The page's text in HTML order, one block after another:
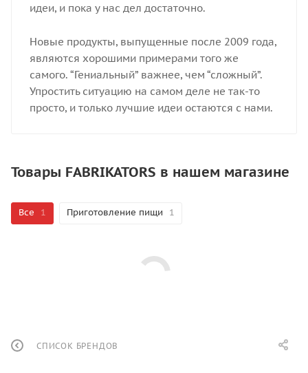
идеи, и пока у нас дел достаточно.
Новые продукты, выпущенные после 2009 года,
являются хорошими примерами того же
самого. “Гениальный” важнее, чем “сложный”.
Упростить ситуацию на самом деле не так-то
просто, и только лучшие идеи остаются с нами.
Товары FABRIKATORS в нашем магазине
Все 1 Приготовление пищи 1
СПИСОК БРЕНДОВ